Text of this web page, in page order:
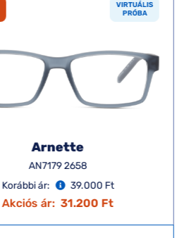
VIRTUÁLIS
PRÓBA
Arnette
AN7179 2658
Korábbi ár:
39.000 Ft
Akciós ár: 31.200 Ft